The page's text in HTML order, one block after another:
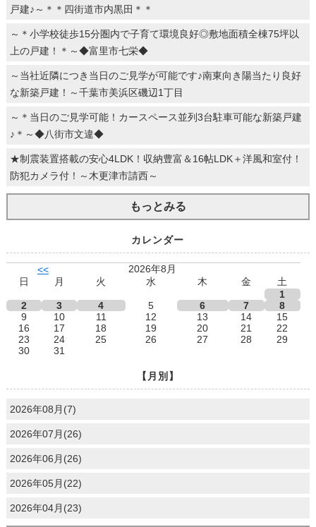
戸建♪～＊＊四街道市内黒田＊＊
～＊小学校徒歩15分圏内で子育て環境良好◎敷地面積全棟75坪以
上の戸建！＊～◆富里市七栄◆
～当社近隣につき当日のご見学が可能です♪南東向き陽当たり良好
な新築戸建！～千葉市美浜区磯辺1丁目
～＊当日のご見学可能！カースペース並列3台駐車可能な新築戸建
♪＊～◆八街市文違◆
★制震装置搭載の安心4LDK！収納豊富＆16帖LDK＋洋風和室付！
防犯カメラ付！～木更津市請西～
もっとみる
カレンダー
<<
2026年8月
日
月 火 水 木 金
土
1
2
3 4 5 6 7
8
9
10 11 12 13 14
15
16
17 18 19 20 21
22
23
24 25 26 27 28
29
30
31
【月別】
2026年08月(7)
2026年07月(26)
2026年06月(26)
2026年05月(22)
2026年04月(23)